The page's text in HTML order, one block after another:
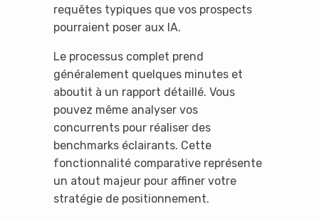
requêtes typiques que vos prospects
pourraient poser aux IA.
Le processus complet prend
généralement quelques minutes et
aboutit à un rapport détaillé. Vous
pouvez même analyser vos
concurrents pour réaliser des
benchmarks éclairants. Cette
fonctionnalité comparative représente
un atout majeur pour affiner votre
stratégie de positionnement.